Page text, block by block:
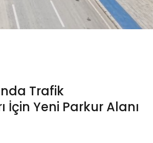
Trafik
Yeni Parkur Alanı